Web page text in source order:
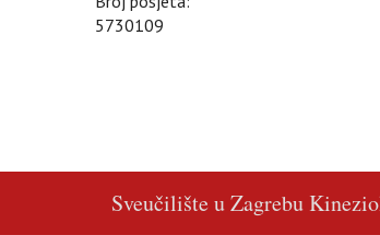
5730109
Sveučilište u Zagrebu